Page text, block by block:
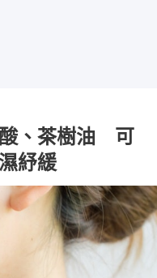
、茶樹油 可
紓緩